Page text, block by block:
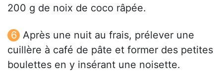
200 g de noix de coco râpée.
Après une nuit au frais, prélever une
cuillère à café de pâte et former des petites
boulettes en y insérant une noisette.